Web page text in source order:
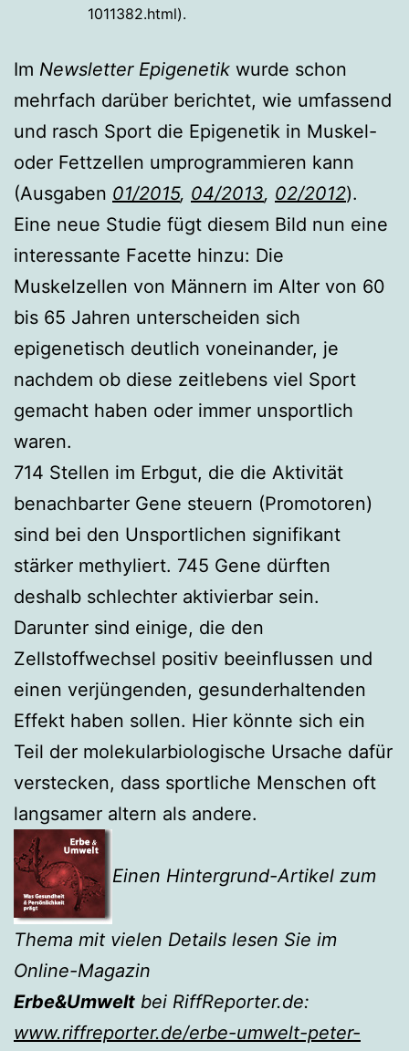
1011382.html).
Im Newsletter Epigenetik wurde schon
mehrfach darüber berichtet, wie umfassend
und rasch Sport die Epigenetik in Muskel-
oder Fettzellen umprogrammieren kann
(Ausgaben 01/2015, 04/2013, 02/2012).
Eine neue Studie fügt diesem Bild nun eine
interessante Facette hinzu: Die
Muskelzellen von Männern im Alter von 60
bis 65 Jahren unterscheiden sich
epigenetisch deutlich voneinander, je
nachdem ob diese zeitlebens viel Sport
gemacht haben oder immer unsportlich
waren.
714 Stellen im Erbgut, die die Aktivität
benachbarter Gene steuern (Promotoren)
sind bei den Unsportlichen signifikant
stärker methyliert. 745 Gene dürften
deshalb schlechter aktivierbar sein.
Darunter sind einige, die den
Zellstoffwechsel positiv beeinflussen und
einen verjüngenden, gesunderhaltenden
Effekt haben sollen. Hier könnte sich ein
Teil der molekularbiologische Ursache dafür
verstecken, dass sportliche Menschen oft
langsamer altern als andere.
Einen Hintergrund-Artikel zum
Thema mit vielen Details lesen Sie im
Online-Magazin
Erbe&Umwelt bei RiffReporter.de:
www.riffreporter.de/erbe-umwelt-peter-